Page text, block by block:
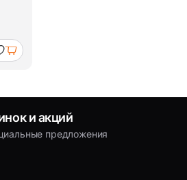
и акций
предложения